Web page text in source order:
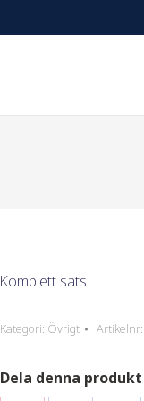
Komplett sats
Kategori: Övrigt Artikelnr:
Dela denna produkt